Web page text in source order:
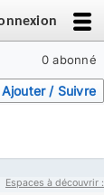
0 abonné
Ajouter / Suivre
Espaces à découvrir :